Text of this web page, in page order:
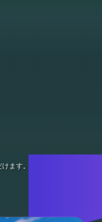
ます。